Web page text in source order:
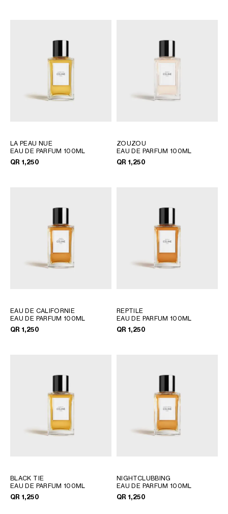
LA PEAU NUE
EAU DE PARFUM 100ML
QR 1,250
ZOUZOU
EAU DE PARFUM 100ML
QR 1,250
EAU DE CALIFORNIE
EAU DE PARFUM 100ML
QR 1,250
REPTILE
EAU DE PARFUM 100ML
QR 1,250
BLACK TIE
EAU DE PARFUM 100ML
QR 1,250
NIGHTCLUBBING
EAU DE PARFUM 100ML
QR 1,250